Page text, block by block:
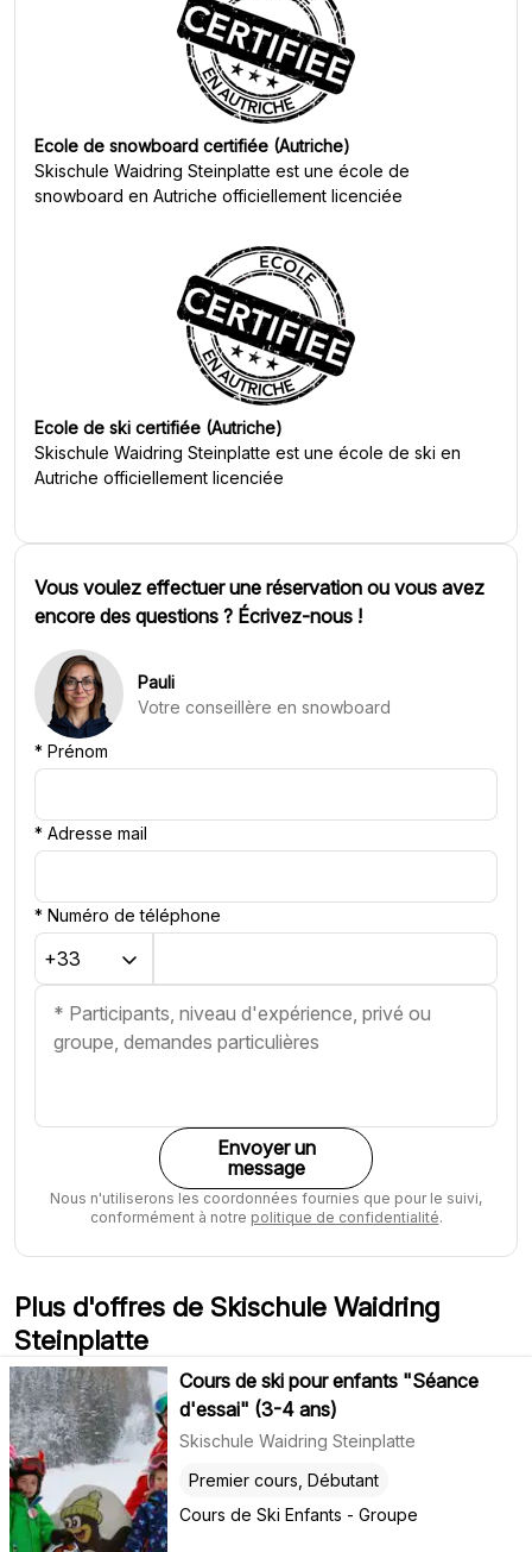
Ecole de snowboard certifiée (Autriche)
Skischule Waidring Steinplatte est une école de
snowboard en Autriche officiellement licenciée
Ecole de ski certifiée (Autriche)
Skischule Waidring Steinplatte est une école de ski en
Autriche officiellement licenciée
Vous voulez effectuer une réservation ou vous avez
encore des questions ? Écrivez-nous !
Pauli
Votre conseillère en snowboard
* Prénom
* Adresse mail
* Numéro de téléphone
Envoyer un
message
Nous n'utiliserons les coordonnées fournies que pour le suivi,
conformément à notre politique de confidentialité.
Plus d'offres de Skischule Waidring
Steinplatte
Cours de ski pour enfants "Séance
d'essai" (3-4 ans)
Skischule Waidring Steinplatte
Cours de Ski Enfants - Groupe
Premier cours, Débutant